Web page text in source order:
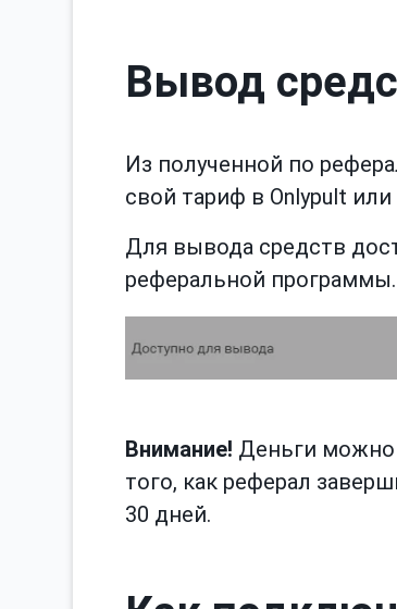
Вывод
Из полученной по
свой тариф в Onlypult
Для вывода средств
реферальной программы.
Внимание! Деньги можно
того, как реферал
30 дней.